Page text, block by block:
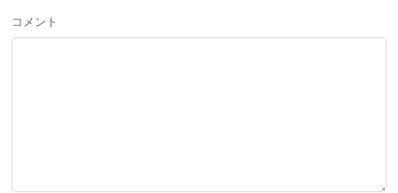
コメント